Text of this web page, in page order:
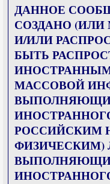
ДАННОЕ
СОЗДАНО (ИЛИ
И/ИЛИ
БЫТЬ
МАССОВОЙ
РОССИЙСКИМ
ФИЗИЧЕСКИМ)